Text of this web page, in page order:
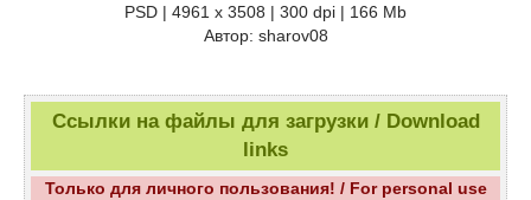
PSD | 4961 х 3508 | 300 dpi | 166 Mb
Автор: sharov08
Ссылки на файлы для загрузки / Download
links
Только для личного пользования! / For personal use